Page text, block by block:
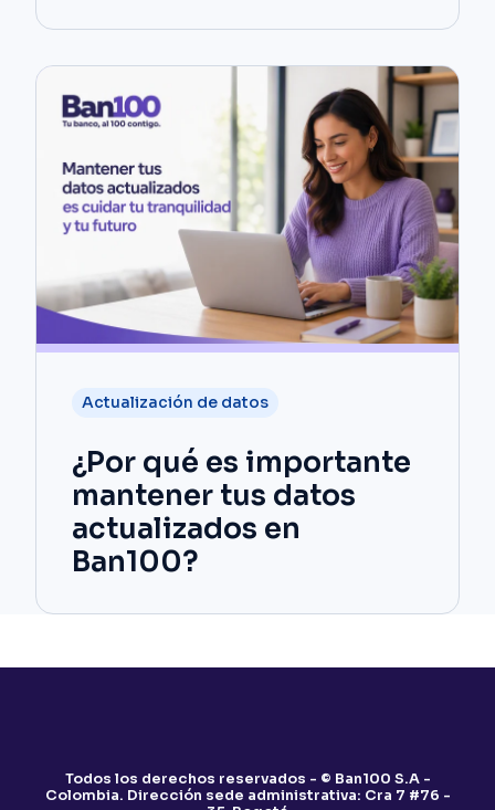
Actualización de datos
¿Por qué es importante
mantener tus datos
actualizados en
Ban100?
Todos los derechos reservados - © Ban100 S.A -
Colombia. Dirección sede administrativa: Cra 7 #76 -